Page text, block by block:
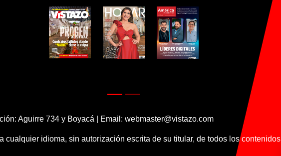
Aguirre 734 y Boyacá | Email: webmaster@vistazo.com
cualquier idioma, sin autorización escrita de su titular, de todos los contenidos